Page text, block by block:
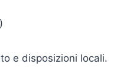
e disposizioni locali.